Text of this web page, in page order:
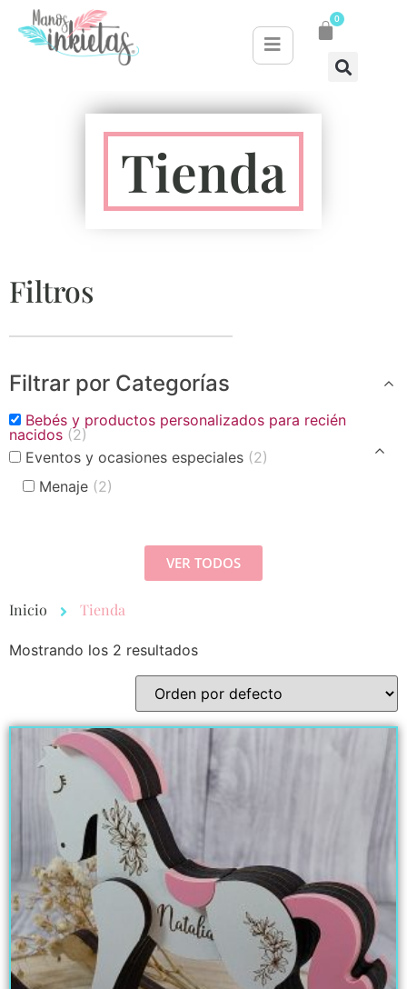
0
Tienda
Inicio Tienda
Mostrando los 2 resultados
Filtros
Filtrar por Categorías
Bebés y productos personalizados para recién
nacidos (2)
Eventos y ocasiones especiales (2)
Menaje (2)
VER TODOS